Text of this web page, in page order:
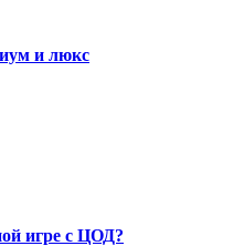
и люкс
игре с ЦОД?